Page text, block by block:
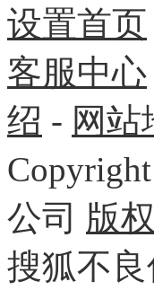
设置首页
客服中心
绍 - 网站
Copyright
公司 版
搜狐不良